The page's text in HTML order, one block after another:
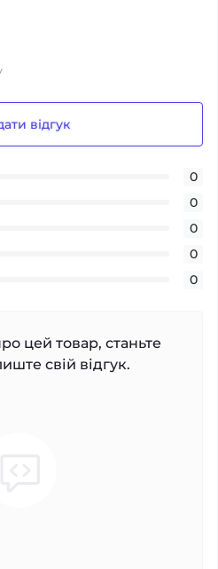
відгук
0
0
0
0
0
цей товар, станьте
свій відгук.